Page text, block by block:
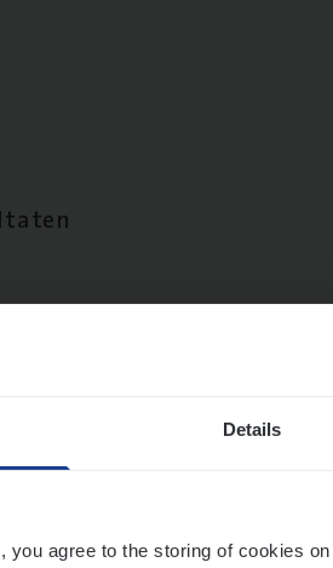
Details
you agree to the storing of cookies